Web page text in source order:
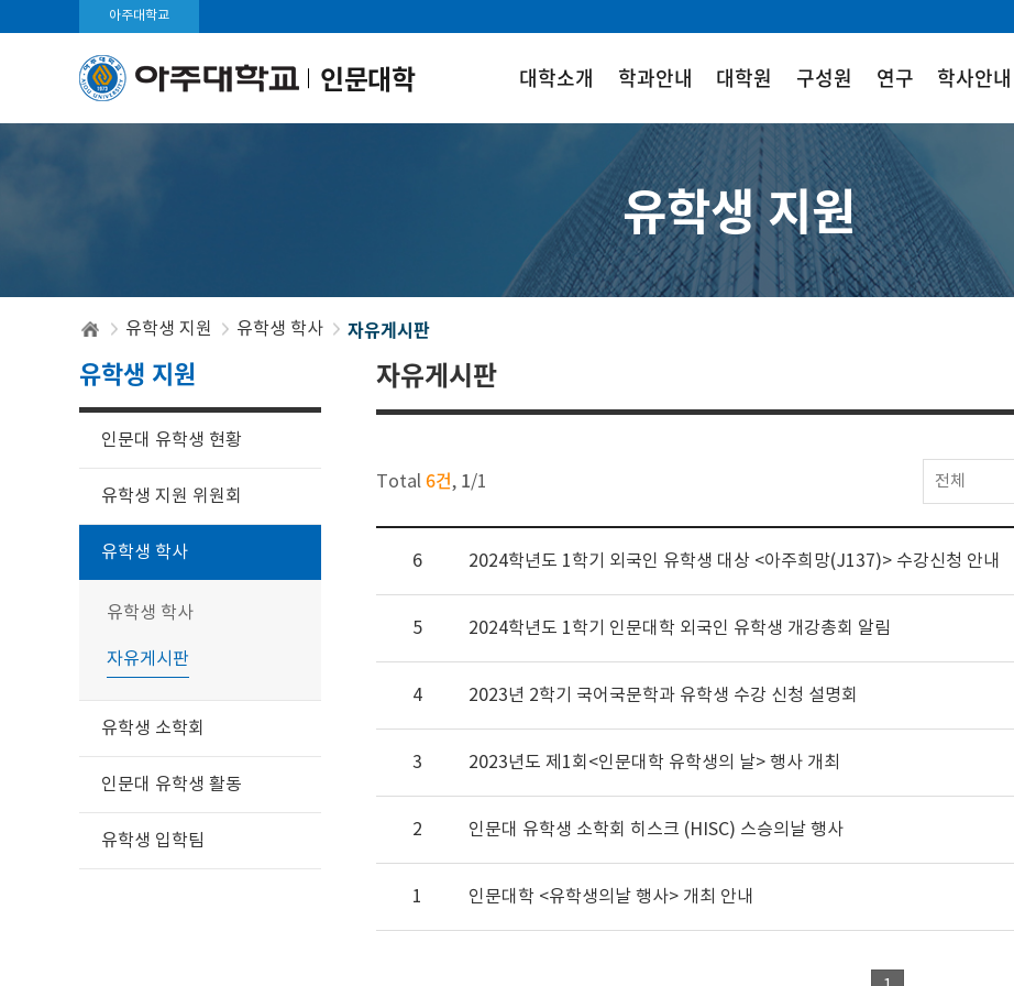
아주대학교
인문대학 대학소개 학과안내 대학원 구성원 연구 학사안내
유학생 지원
유학생 지원 유학생 학사 자유게시판
유학생 지원
인문대 유학생 현황
유학생 지원 위원회
유학생 학사
유학생 학사
자유게시판
유학생 소학회
인문대 유학생 활동
유학생 입학팀
자유게시판
Total 6건, 1/1 전체
6 2024학년도 1학기 외국인 유학생 대상 <아주희망(J137)> 수강신청 안내
5 2024학년도 1학기 인문대학 외국인 유학생 개강총회 알림
4 2023년 2학기 국어국문학과 유학생 수강 신청 설명회
3 2023년도 제1회<인문대학 유학생의 날> 행사 개최
2 인문대 유학생 소학회 히스크 (HISC) 스승의날 행사
1 인문대학 <유학생의날 행사> 개최 안내